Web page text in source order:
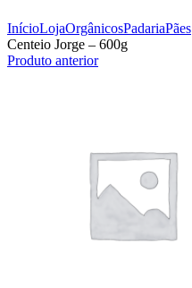
InícioLojaOrgânicosPadariaPães
Centeio Jorge – 600g
Produto anterior